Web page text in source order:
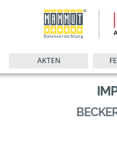
AKTEN